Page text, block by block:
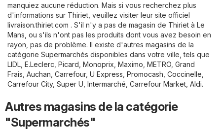
manquiez aucune réduction. Mais si vous recherchez plus
d'informations sur Thiriet, veuillez visiter leur site officiel
livraison.thiriet.com . S'il n'y a pas de magasin de Thiriet à Le
Mans, ou s'ils n'ont pas les produits dont vous avez besoin en
rayon, pas de problème. Il existe d'autres magasins de la
catégorie Supermarchés disponibles dans votre ville, tels que
LIDL E.Leclerc Picard Monoprix Maximo METRO Grand
Frais Auchan Carrefour, U Express Promocash Coccinelle
Carrefour City, Super U Intermarché Carrefour Market Aldi.
Autres magasins de la catégorie
"Supermarchés"